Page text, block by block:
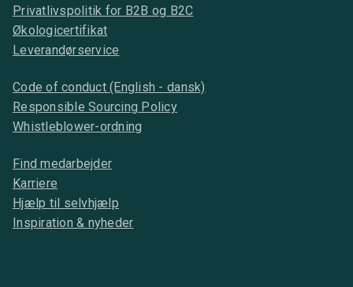
Privatlivspolitik for B2B og B2C
Økologicertifikat
Leverandørservice
Code of conduct (English - dansk)
Responsible Sourcing Policy
Whistleblower-ordning
Find medarbejder
Karriere
Hjælp til selvhjælp
Inspiration & nyheder